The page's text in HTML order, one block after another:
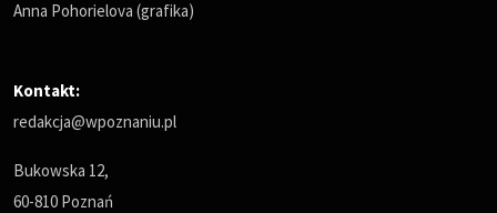
Anna Pohorielova (grafika)
Kontakt:
redakcja@wpoznaniu.pl
Bukowska 12,
60-810 Poznań